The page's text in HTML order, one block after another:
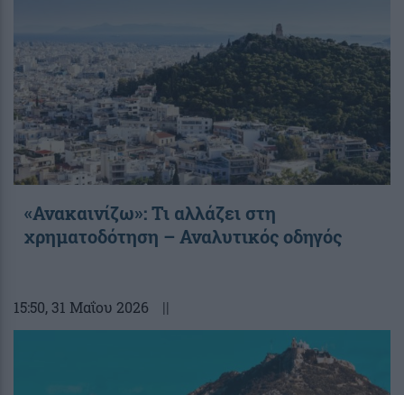
«Ανακαινίζω»: Τι αλλάζει στη
χρηματοδότηση – Αναλυτικός οδηγός
15:50, 31 Μαΐου 2026 ||